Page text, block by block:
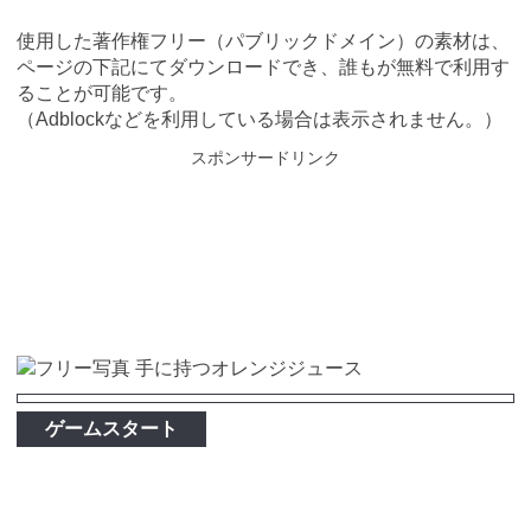
使用した著作権フリー（パブリックドメイン）の素材は、
ページの下記にてダウンロードでき、誰もが無料で利用す
ることが可能です。
（Adblockなどを利用している場合は表示されません。）
スポンサードリンク
ゲームスタート